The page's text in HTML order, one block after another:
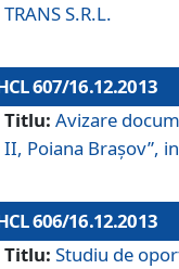
TRANS S.R.L.
607/16.12.2013
Titlu: Avizare
II, Poiana Braşov”,
606/16.12.2013
Titlu: Studiu de